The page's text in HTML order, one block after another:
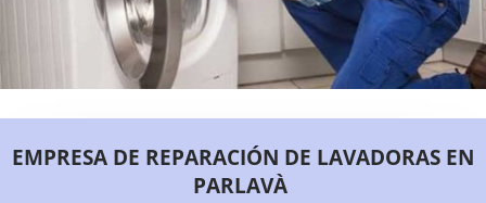
EMPRESA DE REPARACIÓN DE LAVADORAS EN
PARLAVÀ